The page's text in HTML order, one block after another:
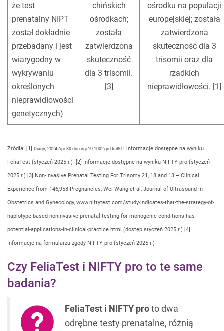
że test
prenatalny NIPT
został dokładnie
przebadany i jest
wiarygodny w
wykrywaniu
określonych
nieprawidłowości
genetycznych)
chińskich
ośrodkach;
została
zatwierdzona
skuteczność
dla 3 trisomii.
[3]
ośrodku na populacji
europejskiej; została
zatwierdzona
skuteczność dla 3
trisomii oraz dla
rzadkich
nieprawidłowości. [1]
Źródła: [1] Diagn, 2024 Apr 30 doi.org/10.1002/pd.6580 i informacje dostępne na wyniku
FeliaTest (styczeń 2025 r.) [2] Informacje dostępne na wyniku NIFTY pro (styczeń
2025 r.) [3] Non-Invasive Prenatal Testing For Trisomy 21, 18 and 13 – Clinical
Experience from 146,958 Pregnancies, Wei Wang et al, Journal of Ultrasound in
Obstetrics and Gynecology, www.niftytest.com/study-indicates-that-the-strategy-of-
haplotype-based-noninvasive-prenatal-testing-for-monogenic-conditions-has-
potential-applications-in-clinical-practice.html (dostęp styczeń 2025 r.) [4]
Informacje na formularzu zgody NIFTY pro (styczeń 2025 r.)
Czy FeliaTest i NIFTY pro to te same
badania?
FeliaTest i NIFTY pro to dwa
odrębne testy prenatalne, różnią